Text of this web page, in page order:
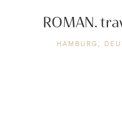
ROMAN.
HAMBURG,